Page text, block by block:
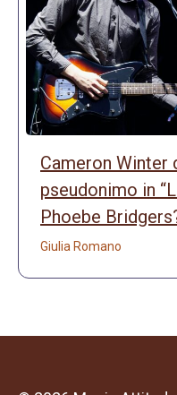
Cameron Winter
pseudonimo in
Phoebe
Giulia Romano